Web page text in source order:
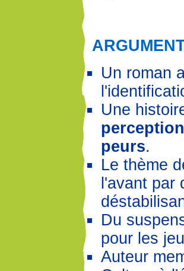
Un roman
Une
peurs.
Le thème
l'avant par
Du
pour les
Auteur